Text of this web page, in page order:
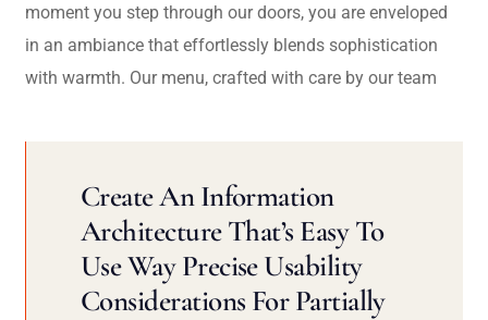
moment you step through our doors, you are enveloped
in an ambiance that effortlessly blends sophistication
with warmth. Our menu, crafted with care by our team
Create An Information
Architecture That’s Easy To
Use Way Precise Usability
Considerations For Partially